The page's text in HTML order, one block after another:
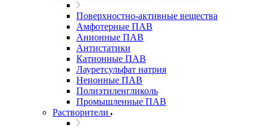
Поверхностно-активные вещества
Амфотерные ПАВ
Анионные ПАВ
Антистатики
Катионные ПАВ
Лауретсульфат натрия
Неионные ПАВ
Полиэтиленгликоль
Промышленные ПАВ
Растворители